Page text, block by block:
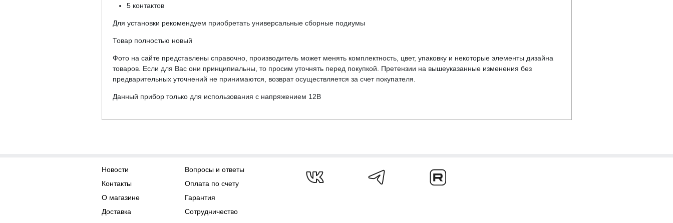
5 контактов
Для установки рекомендуем приобретать универсальные сборные подиумы
Товар полностью новый
Фото на сайте представлены справочно, производитель может менять комплектность, цвет, упаковку и некоторые элементы дизайна
товаров. Если для Вас они принципиальны, то просим уточнять перед покупкой. Претензии на вышеуказанные изменения без
предварительных уточнений не принимаются, возврат осуществляется за счет покупателя.
Данный прибор только для использования с напряжением 12В
Новости
Контакты
О магазине
Доставка
Вопросы и ответы
Оплата по счету
Гарантия
Сотрудничество